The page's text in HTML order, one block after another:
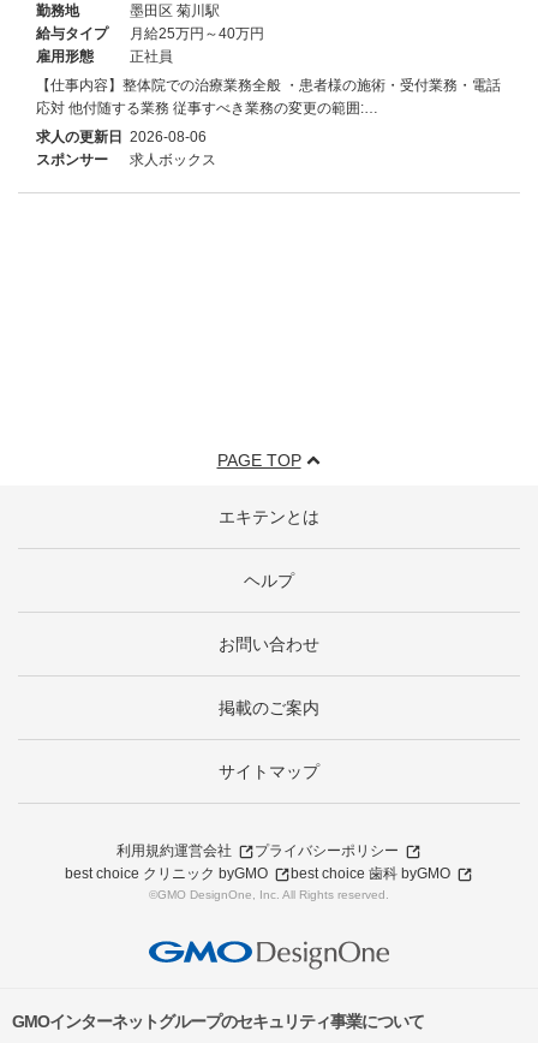
勤務地
墨田区 菊川駅
給与タイプ
月給25万円～40万円
雇用形態
正社員
【仕事内容】整体院での治療業務全般 ・患者様の施術・受付業務・電話
応対 他付随する業務 従事すべき業務の変更の範囲:…
求人の更新日 2026-08-06
スポンサー
求人ボックス
PAGE TOP
エキテンとは
ヘルプ
お問い合わせ
掲載のご案内
サイトマップ
利用規約運営会社
プライバシーポリシー
best choice クリニック byGMO
best choice 歯科 byGMO
©GMO DesignOne, Inc. All Rights reserved.
GMOインターネットグループのセキュリティ事業について